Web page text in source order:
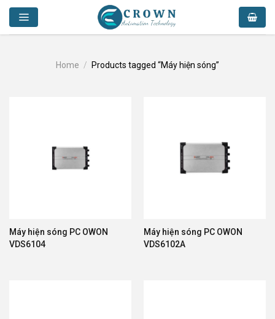
Skip
content
Home / Products tagged “Máy hiện sóng”
Máy hiện sóng PC OWON
VDS6104
Máy hiện sóng PC OWON
VDS6102A